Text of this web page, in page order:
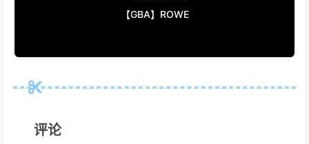
【GBA】ROWE
评论